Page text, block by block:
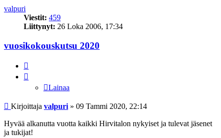
valpuri
Viestit: 459
Liittynyt: 26 Loka 2006, 17:34
vuosikokouskutsu 2020
Lainaa
Viesti
Kirjoittaja valpuri » 09 Tammi 2020, 22:14
Hyvää alkanutta vuotta kaikki Hirvitalon nykyiset ja tulevat jäsenet
ja tukijat!